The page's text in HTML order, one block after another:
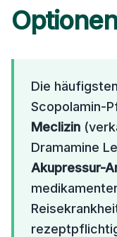
Die
Scopolamin-
Meclizin
Dramamine
Akupressur-